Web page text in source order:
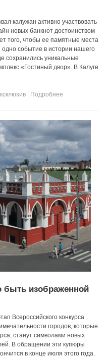
калужан активно участвовать
новых банкнот достоинством
того, чтобы ее памятные места
событие в истории нашего
сохранились уникальные
«Гостиный двор». В Калуге
Подробнее
быть изображенной
Всероссийского конкурса
городов, которые
станут символами новых
В обращении эти купюры
в конце июля этого года.